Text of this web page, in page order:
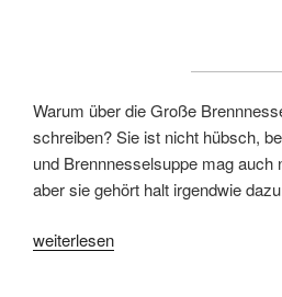
Warum über die Große
schreiben? Sie ist nicht hübsch,
und Brennnesselsuppe mag auch
aber sie gehört halt irgendwie
„Brennnessel“
weiterlesen